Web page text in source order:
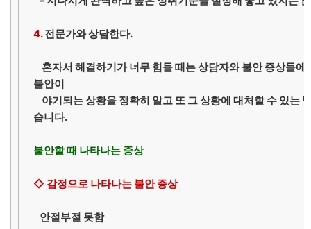
4.전문가와 상담한다.
혼자서 해결하기가 너무 힘들 때는 상담자와 불안 증상들에
불안이
야기되는 상황을 정확히 알고 또 그 상황에 대처할 수 있는
습니다.
불안할 때 나타나는 증상
◇ 감정으로 나타나는 불안 증상
안절부절 못함